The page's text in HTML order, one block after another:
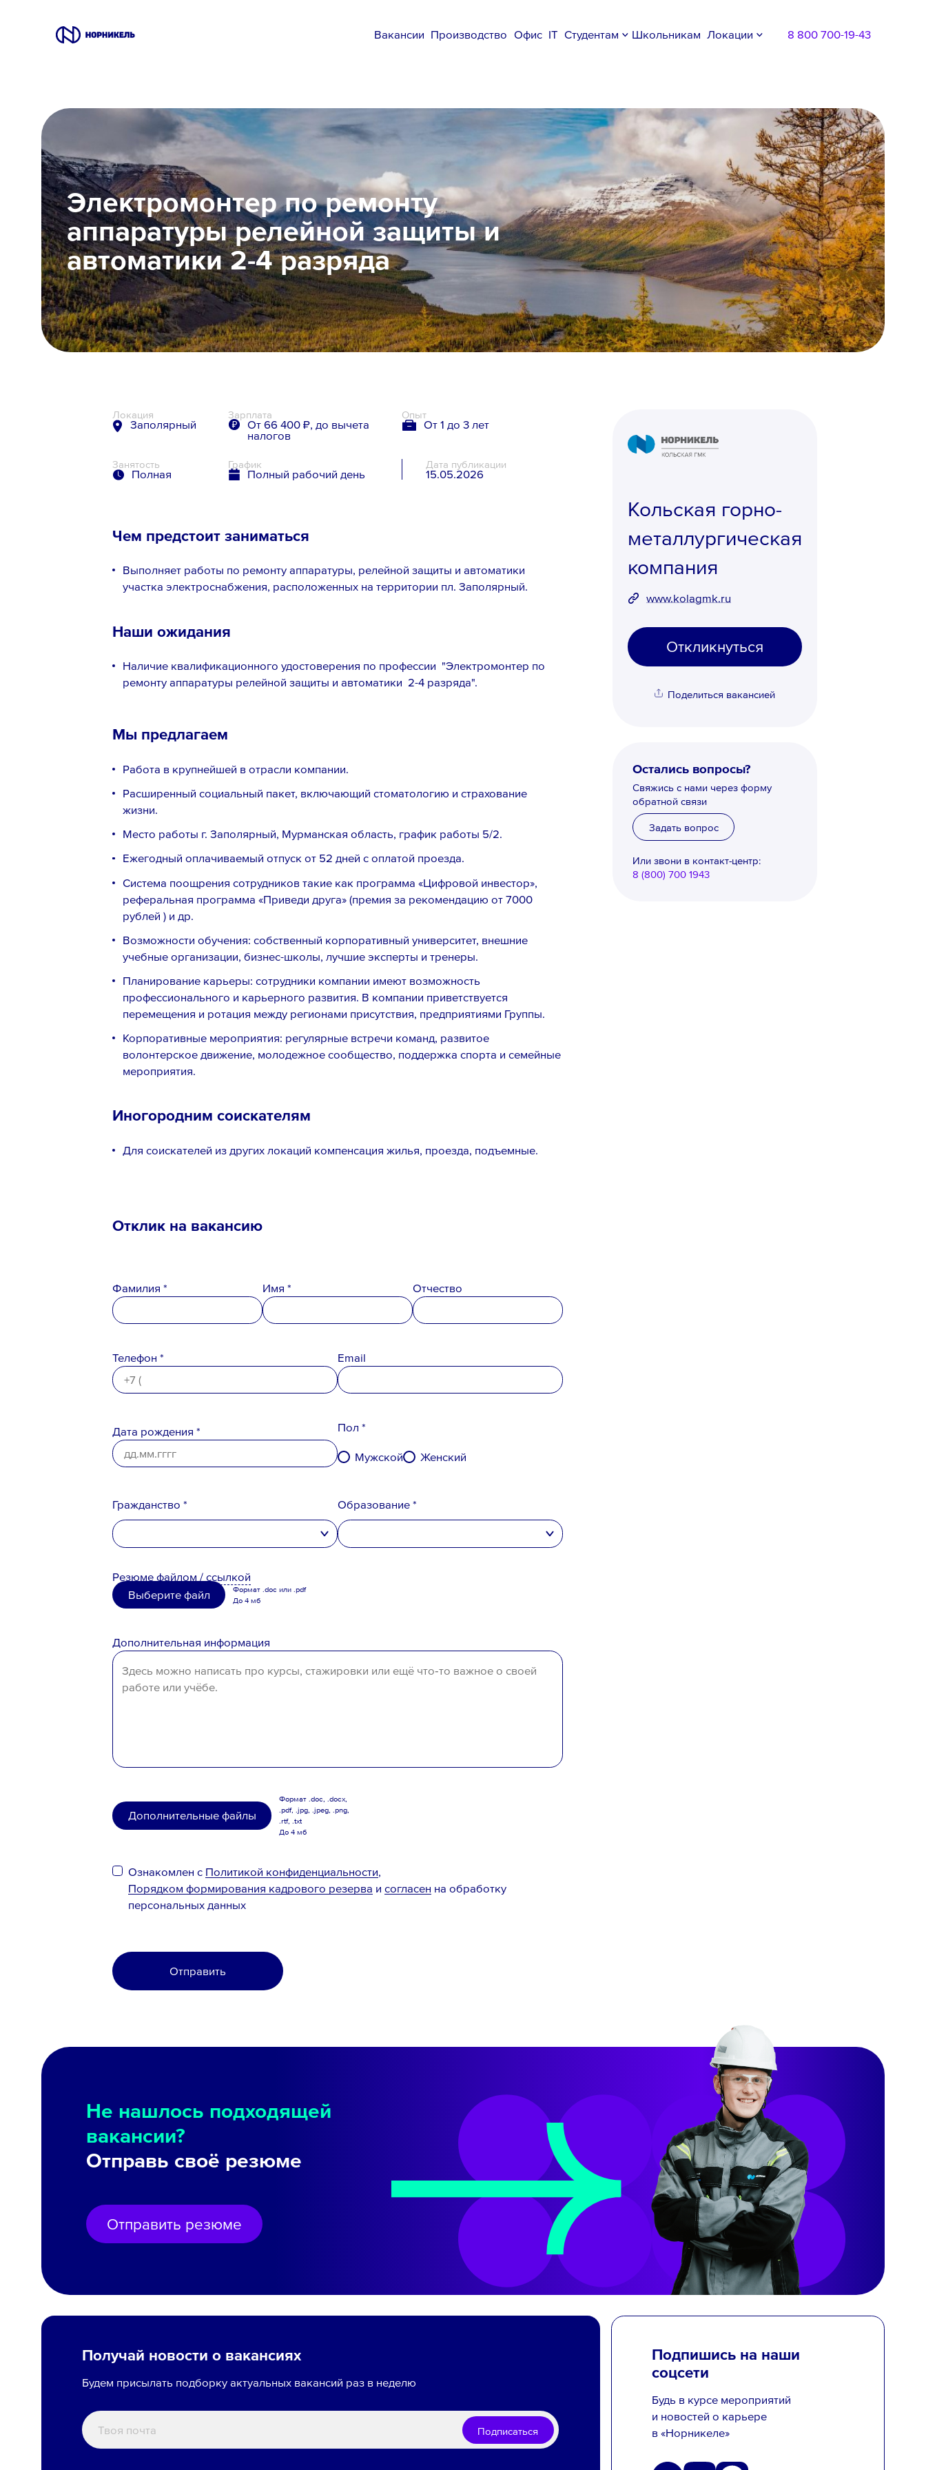
Вакансии Производство Офис IT Студентам Школьникам Локации 8 800 700-19-43
Производство
Офис
Студентам
Школьникам
Локации
8 800 700-19-43
Электромонтер по ремонту
аппаратуры релейной защиты и
автоматики 2-4 разряда
Локация
Заполярный
Зарплата
От 66 400 ₽, до вычета
налогов
Опыт
От 1 до 3 лет
Занятость
Полная
График
Полный рабочий день
Дата публикации
15.05.2026
Чем предстоит заниматься
Выполняет работы по ремонту аппаратуры, релейной защиты и автоматики
участка электроснабжения, расположенных на территории пл. Заполярный.
Наши ожидания
Наличие квалификационного удостоверения по профессии "Электромонтер по
ремонту аппаратуры релейной защиты и автоматики 2-4 разряда".
Мы предлагаем
Работа в крупнейшей в отрасли компании.
Расширенный социальный пакет, включающий стоматологию и страхование
жизни.
Место работы г. Заполярный, Мурманская область, график работы 5/2.
Ежегодный оплачиваемый отпуск от 52 дней с оплатой проезда.
Система поощрения сотрудников такие как программа «Цифровой инвестор»,
реферальная программа «Приведи друга» (премия за рекомендацию от 7000
рублей ) и др.
Возможности обучения: собственный корпоративный университет, внешние
учебные организации, бизнес-школы, лучшие эксперты и тренеры.
Планирование карьеры: сотрудники компании имеют возможность
профессионального и карьерного развития. В компании приветствуется
перемещения и ротация между регионами присутствия, предприятиями Группы.
Корпоративные мероприятия: регулярные встречи команд, развитое
волонтерское движение, молодежное сообщество, поддержка спорта и семейные
мероприятия.
Иногородним соискателям
Для соискателей из других локаций компенсация жилья, проезда, подъемные.
Кольская горно-
металлургическая
компания
www.kolagmk.ru
Откликнуться
Поделиться вакансией
Остались вопросы?
Свяжись с нами через форму
обратной связи
Задать вопрос
Или звони в контакт-центр:
8 (800) 700 1943
Вопрос *
Политикой конфиденциальности
Порядком формирования кадрового резерваисогласенна обработку
персональных данных
Отклик на вакансию
Фамилия * Имя * Отчество
Телефон * Email
Дата рождения *
Пол *
Мужской
Женский
Гражданство *
Беларусь
Казахстан
Иное
Образование *
Резюмефайлом/ссылкой
Выберите файл
Формат .doc или .pdf
До 4 мб
Дополнительная информация
Дополнительные файлы
Формат .doc, .docx,
.pdf, .jpg, .jpeg, .png,
.rtf, .txt
До 4 мб
Ознакомлен с Политикой конфиденциальности,
Порядком формирования кадрового резерва и согласен на обработку
персональных данных
Отправить
Не нашлось подходящей
вакансии?
Отправь своё резюме
Отправить резюме
Получай новости о вакансиях
Будем присылать подборку актуальных вакансий раз в неделю
Подписаться
Подпишись на наши
соцсети
Будь в курсе мероприятий
и новостей о карьере
в «Норникеле»